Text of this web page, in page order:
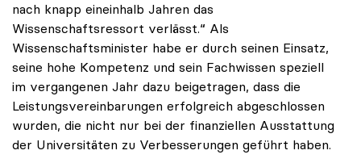
nach knapp eineinhalb Jahren das
Wissenschaftsressort verlässt.“ Als
Wissenschaftsminister habe er durch seinen Einsatz,
seine hohe Kompetenz und sein Fachwissen speziell
im vergangenen Jahr dazu beigetragen, dass die
Leistungsvereinbarungen erfolgreich abgeschlossen
wurden, die nicht nur bei der finanziellen Ausstattung
der Universitäten zu Verbesserungen geführt haben.